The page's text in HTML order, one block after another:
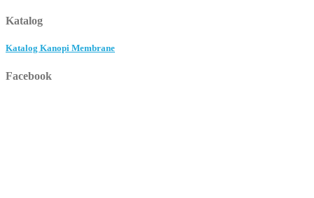
Katalog
Katalog Kanopi Membrane
Facebook